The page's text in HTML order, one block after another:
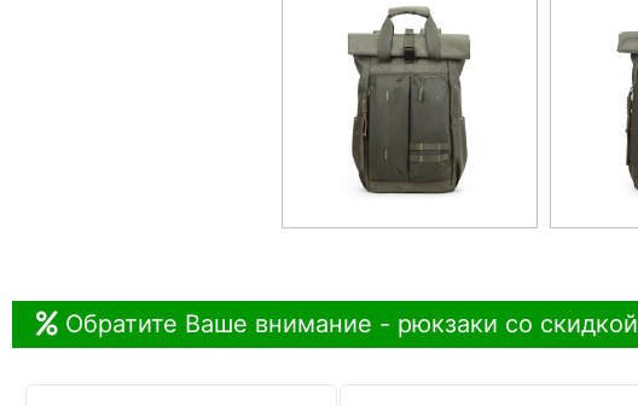
Обратите Ваше внимание - рюкзаки со скидкой